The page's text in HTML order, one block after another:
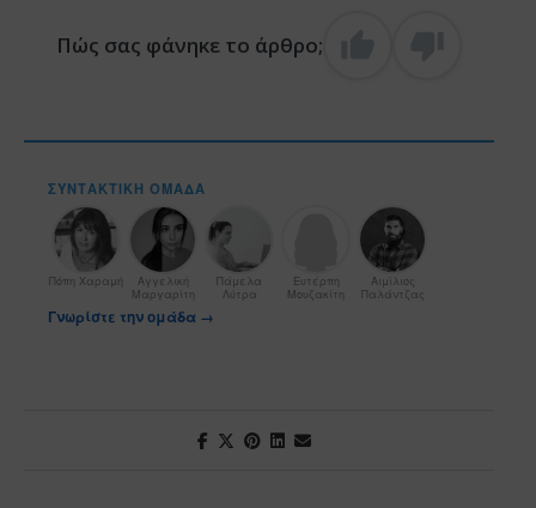
Πώς σας φάνηκε το άρθρο;
ΣΥΝΤΑΚΤΙΚΉ ΟΜΆΔΑ
Πόπη Χαραμή
Αγγελική
Μαργαρίτη
Πάμελα
Λύτρα
Ευτέρπη
Μουζακίτη
Αιμίλιος
Παλάντζας
Γνωρίστε την ομάδα →